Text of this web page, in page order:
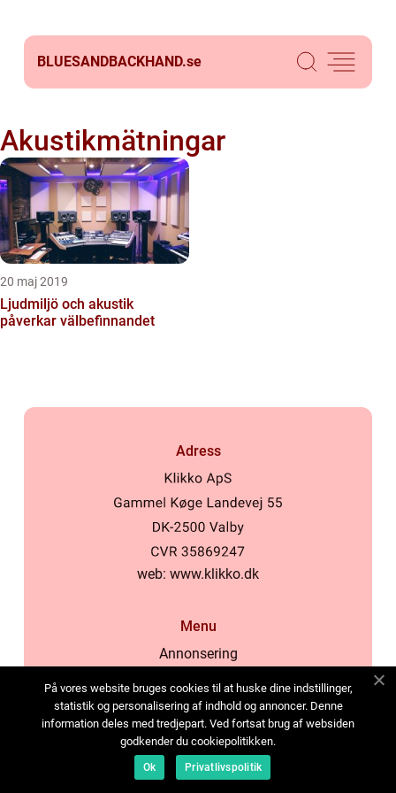
BLUESANDBACKHAND.se
Akustikmätningar
20 maj 2019
Ljudmiljö och akustik
påverkar välbefinnandet
Adress
web: www.klikko.dk
Menu
Annonsering
Cookies
Kontakta oss
Sitemap
På vores website bruges cookies til at huske dine indstillinger,
statistik og personalisering af indhold og annoncer. Denne
information deles med tredjepart. Ved fortsat brug af websiden
godkender du cookiepolitikken.
Ok Privatlivspolitik